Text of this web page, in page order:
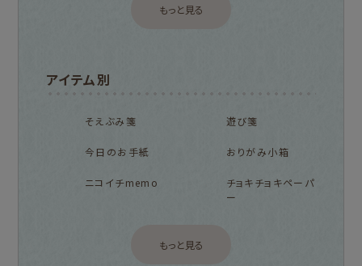
もっと見る
アイテム別
そえぶみ箋 遊び箋
今日のお手紙 おりがみ小箱
ニコイチmemo
チョキチョキペーパ
ー
もっと見る